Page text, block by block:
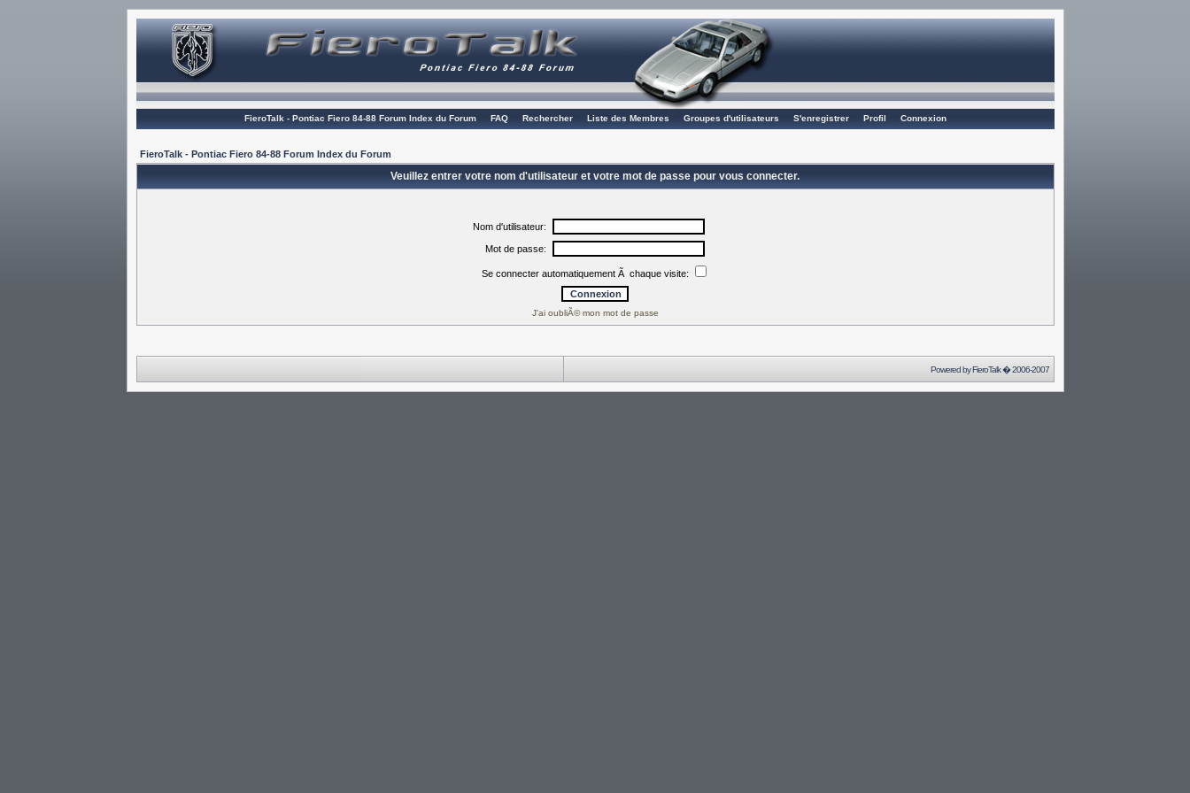
FieroTalk - Pontiac Fiero 84-88 Forum Index du Forum FAQ Rechercher Liste des Membres Groupes d'utilisateurs S'enregistrer Profil Connexion
FieroTalk - Pontiac Fiero 84-88 Forum Index du Forum
Veuillez entrer votre nom d'utilisateur et votre mot de passe pour vous connecter.
Nom d'utilisateur:
Mot de passe:
Se connecter automatiquement Ã chaque visite:
J'ai oubliÃ© mon mot de passe
Powered byFieroTalk� 2006-2007